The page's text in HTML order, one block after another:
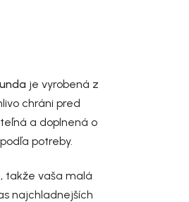
je vyrobená z
chráni pred
a doplnená o
potreby.
takže vaša malá
najchladnejších